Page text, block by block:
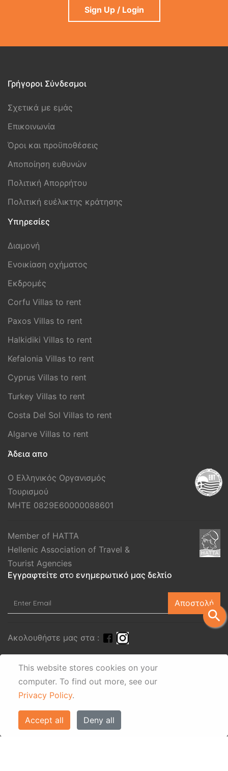
This website stores cookies on your
computer. To find out more, see our
Privacy Policy.
Accept all Deny all
search
Sign Up / Login
Γρήγοροι Σύνδεσμοι
Σχετικά με εμάς
Επικοινωνία
Όροι και προϋποθέσεις
Aποποίηση ευθυνών
Πολιτική Απορρήτου
Πολιτική ευέλικτης κράτησης
Υπηρεσίες
Διαμονή
Ενοικίαση οχήματος
Εκδρομές
Corfu Villas to rent
Paxos Villas to rent
Halkidiki Villas to rent
Kefalonia Villas to rent
Cyprus Villas to rent
Turkey Villas to rent
Costa Del Sol Villas to rent
Algarve Villas to rent
Άδεια απο
Ο Ελληνικός Οργανισμός
Τουρισμού
MHTE 0829E60000088601
Member of HATTA
Hellenic Association of Travel &
Tourist Agencies
Εγγραφτείτε στo ενημερωτικό μας δελτίο
Αποστολή
Ακολουθήστε μας στα :